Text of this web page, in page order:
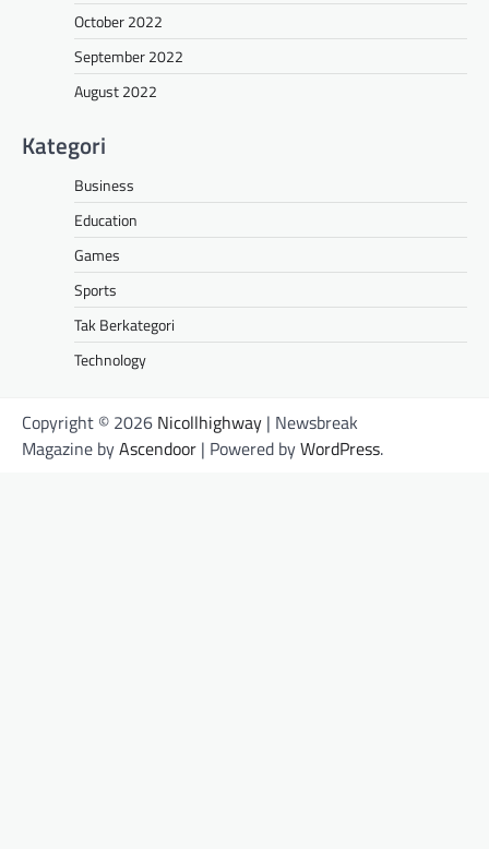
October 2022
September 2022
August 2022
Kategori
Business
Education
Games
Sports
Tak Berkategori
Technology
Copyright © 2026 Nicollhighway | Newsbreak
Magazine byAscendoor | Powered byWordPress.